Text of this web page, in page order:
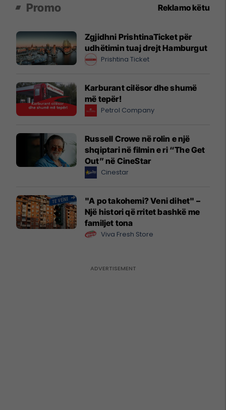
Promo Reklamo këtu
Zgjidhni PrishtinaTicket për
udhëtimin tuaj drejt Hamburgut
Prishtina Ticket
Karburant cilësor dhe shumë
më tepër!
Petrol Company
Russell Crowe në rolin e një
shqiptari në filmin e ri “The Get
Out” në CineStar
Cinestar
"A po takohemi? Veni dihet" –
Një histori që rritet bashkë me
familjet tona
Viva Fresh Store